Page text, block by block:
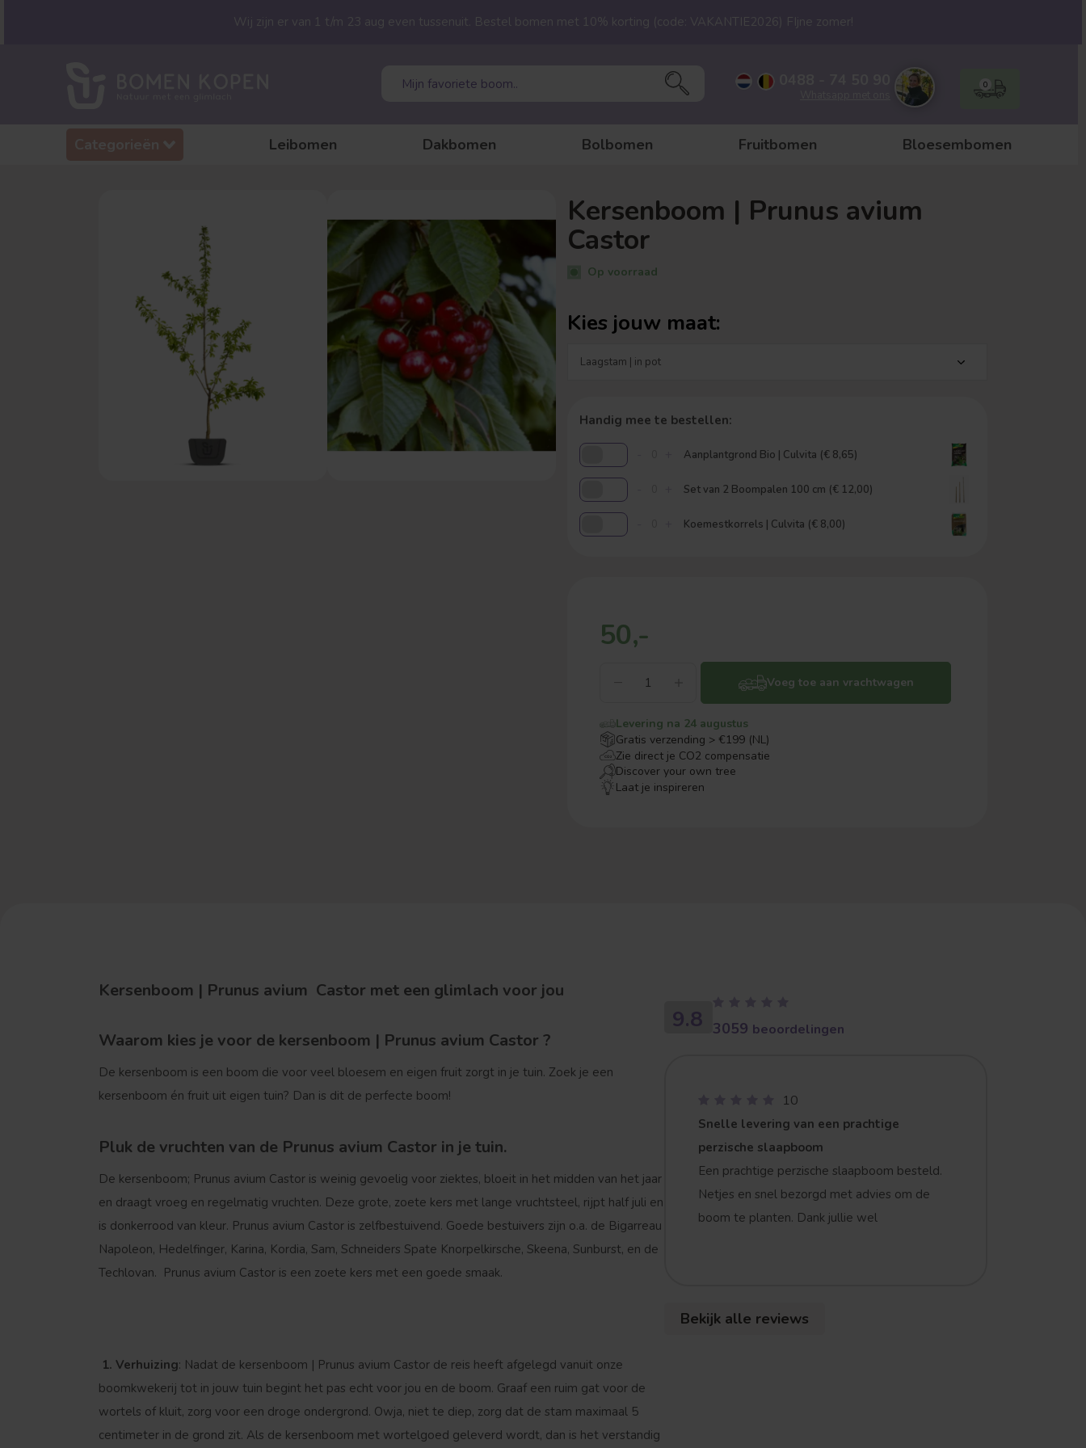
Leibomen Dakbomen Bolbomen Fruitbomen Bloesembomen
0
Wij zijn er van 1 t/m 23 aug even tussenuit. Bestel bomen met 10% korting (code: VAKANTIE2026) FIjne zomer!
Kersenboom | Prunus avium
Castor
Op voorraad
Kies jouw maat:
Handig mee te bestellen:
Aanplantgrond Bio | Culvita (€ 8,65)
Set van 2 Boompalen 100 cm (€ 12,00)
Koemestkorrels | Culvita (€ 8,00)
50,-
Voeg toe aan vrachtwagen
Levering na 24 augustus
Gratis verzending > €199 (NL)
Zie direct je CO2 compensatie
Discover your own tree
Laat je inspireren
Kersenboom | Prunus avium Castor met een glimlach voor jou
Waarom kies je voor de kersenboom | Prunus avium Castor ?
De kersenboom is een boom die voor veel bloesem en eigen fruit zorgt in je tuin. Zoek je een
kersenboom én fruit uit eigen tuin? Dan is dit de perfecte boom!
Pluk de vruchten van de Prunus avium Castor in je tuin.
De kersenboom; Prunus avium Castor is weinig gevoelig voor ziektes, bloeit in het midden van het jaar
en draagt vroeg en regelmatig vruchten. Deze grote, zoete kers met lange vruchtsteel, rijpt half juli en
is donkerrood van kleur. Prunus avium Castor is zelfbestuivend. Goede bestuivers zijn o.a. de Bigarreau
Napoleon, Hedelfinger, Karina, Kordia, Sam, Schneiders Spate Knorpelkirsche, Skeena, Sunburst, en de
Techlovan. Prunus avium Castor is een zoete kers met een goede smaak.
1. Verhuizing: Nadat de kersenboom | Prunus avium Castor de reis heeft afgelegd vanuit onze
boomkwekerij tot in jouw tuin begint het pas echt voor jou en de boom. Graaf een ruim gat voor de
wortels of kluit, zorg voor een droge ondergrond. Owja, niet te diep, zorg dat de stam maximaal 5
centimeter in de grond zit. Als de kersenboom met wortelgoed geleverd wordt, dan is het verstandig
9.8 3059 beoordelingen
10
Snelle levering van een prachtige
perzische slaapboom
Een prachtige perzische slaapboom besteld.
Netjes en snel bezorgd met advies om de
boom te planten. Dank jullie wel
Bekijk alle reviews